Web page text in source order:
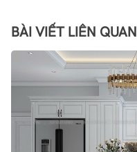
BÀI VIẾT LIÊN QUAN